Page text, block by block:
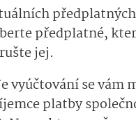
předplatné,
jej.
vyúčtování se vám
platby